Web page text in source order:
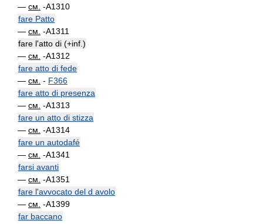
— см. -A1310
fare Patto
— см. -A1311
fare l'atto di (+inf.)
— см. -A1312
fare atto di fede
— см. - F366
fare atto di presenza
— см. -A1313
fare un atto di stizza
— см. -A1314
fare un autodafé
— см. -A1341
farsi avanti
— см. -A1351
fare l'avvocato del d avolo
— см. -A1399
far baccano